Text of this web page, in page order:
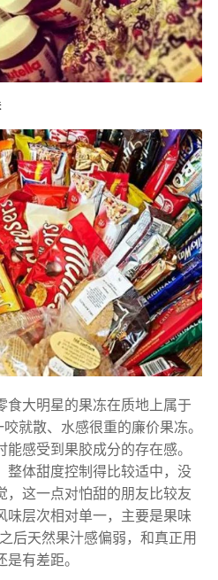
食大明星的果冻在质地上属于
就散、水感很重的廉价果冻。
感受到果胶成分的存在感。
整体甜度控制得比较适中，没
，这一点对怕甜的朋友比较友
味层次相对单一，主要是果味
后天然果汁感偏弱，和真正用
有差距。